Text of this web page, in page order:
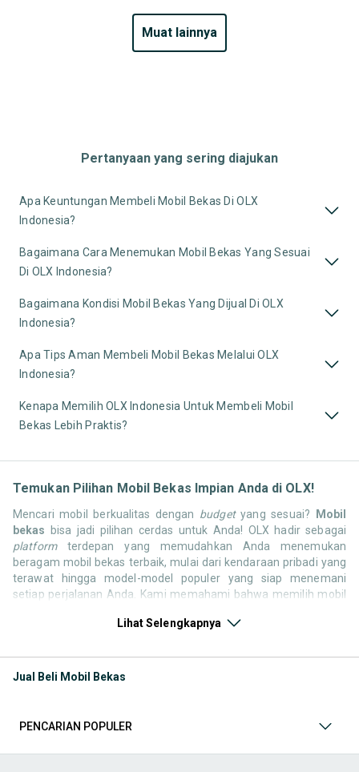
muat lainnya
Pertanyaan yang sering diajukan
Apa Keuntungan Membeli Mobil Bekas Di OLX
Indonesia?
Bagaimana Cara Menemukan Mobil Bekas Yang Sesuai
Di OLX Indonesia?
Bagaimana Kondisi Mobil Bekas Yang Dijual Di OLX
Indonesia?
Apa Tips Aman Membeli Mobil Bekas Melalui OLX
Indonesia?
Kenapa Memilih OLX Indonesia Untuk Membeli Mobil
Bekas Lebih Praktis?
Temukan Pilihan Mobil Bekas Impian Anda di OLX!
Mencari mobil berkualitas dengan budgetyang sesuai? Mobil
bekas bisa jadi pilihan cerdas untuk Anda! OLX hadir sebagai
platformterdepan yang memudahkan Anda menemukan
beragam mobil bekas terbaik, mulai dari kendaraan pribadi yang
terawat hingga model-model populer yang siap menemani
setiap perjalanan Anda. Kami memahami bahwa memilih mobil
ribuan daftar dari penjual terpercaya di seluruh Indonesia.
dengan gaya hidup, kebutuhan, danbudgetAnda!
Memilih mobil bekas
berkelas, atau mobil kota yang irit dan lincah? Di OLX, Anda akan
Lihat Selengkapnya
Jual Beli Mobil Bekas
PENCARIAN POPULER